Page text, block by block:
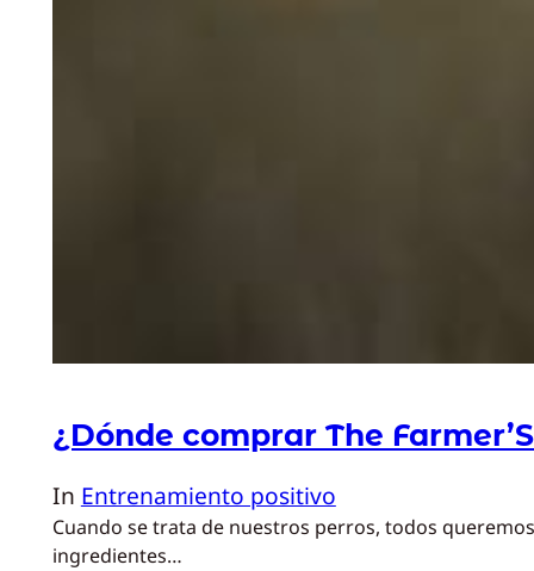
¿Dónde comprar The
In Entrenamiento positivo
Cuando se trata de nuestros perros, todos
ingredientes…